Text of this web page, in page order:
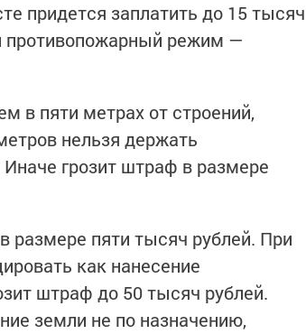
придется заплатить до 15 тысяч
противопожарный режим —
в пяти метрах от строений,
нельзя держать
грозит штраф в размере
размере пяти тысяч рублей. При
как нанесение
штраф до 50 тысяч рублей.
земли не по назначению,